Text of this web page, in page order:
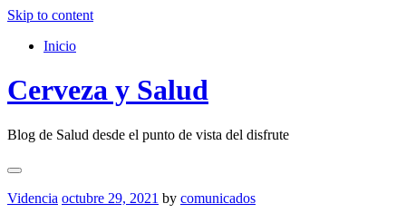
Skip to content
Inicio
Cerveza y Salud
Blog de Salud desde el punto de vista del disfrute
Videncia octubre 29, 2021 by comunicados